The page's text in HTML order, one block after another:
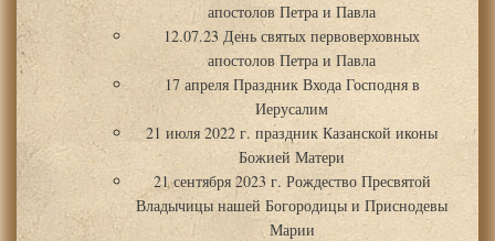
апостолов Петра и Павла
12.07.23 День святых первоверховных
апостолов Петра и Павла
17 апреля Праздник Входа Господня в
Иерусалим
21 июля 2022 г. праздник Казанской иконы
Божией Матери
21 сентября 2023 г. Рождество Пресвятой
Владычицы нашей Богородицы и Приснодевы
Марии